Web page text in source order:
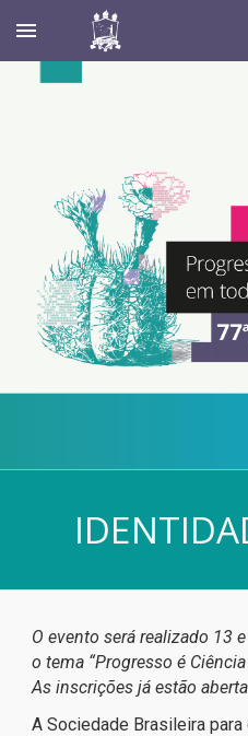
Skip to main content
O evento será realizado 13
o tema “Progresso é
As inscrições já estão
A Sociedade Brasileira